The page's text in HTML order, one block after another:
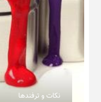
نکات و ترفندها